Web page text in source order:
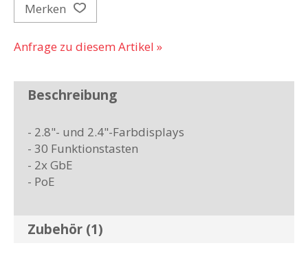
Merken
Anfrage zu diesem Artikel »
Beschreibung
- 2.8"- und 2.4"-Farbdisplays
- 30 Funktionstasten
- 2x GbE
- PoE
Zubehör (1)